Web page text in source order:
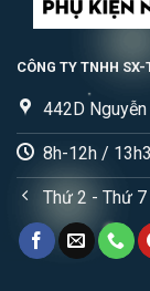
CÔNG TY TNHH
442D Nguyễn
8h-12h /
Thứ 2 - Thứ 7